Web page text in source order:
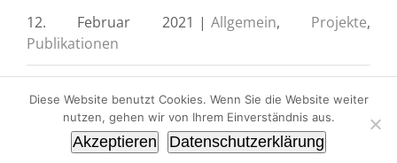
12. Februar 2021 | Allgemein, Projekte,
Publikationen
Fragestellungen mit Blick auf geltende
Gesetzgebungen abschließend beantworten zu
Diese Website benutzt Cookies. Wenn Sie die Website weiter
nutzen, gehen wir von Ihrem Einverständnis aus.
Akzeptieren Datenschutzerklärung